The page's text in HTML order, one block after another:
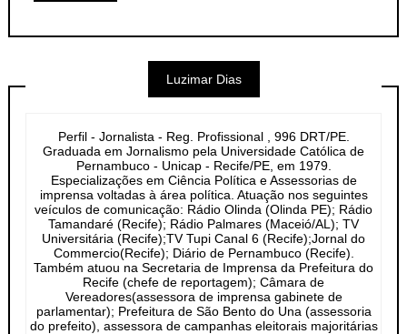
Luzimar Dias
Perfil - Jornalista - Reg. Profissional , 996 DRT/PE.
Graduada em Jornalismo pela Universidade Católica de
Pernambuco - Unicap - Recife/PE, em 1979.
Especializações em Ciência Política e Assessorias de
imprensa voltadas à área política. Atuação nos seguintes
veículos de comunicação: Rádio Olinda (Olinda PE); Rádio
Tamandaré (Recife); Rádio Palmares (Maceió/AL); TV
Universitária (Recife);TV Tupi Canal 6 (Recife);Jornal do
Commercio(Recife); Diário de Pernambuco (Recife).
Também atuou na Secretaria de Imprensa da Prefeitura do
Recife (chefe de reportagem); Câmara de
Vereadores(assessora de imprensa gabinete de
parlamentar); Prefeitura de São Bento do Una (assessoria
do prefeito), assessora de campanhas eleitorais majoritárias